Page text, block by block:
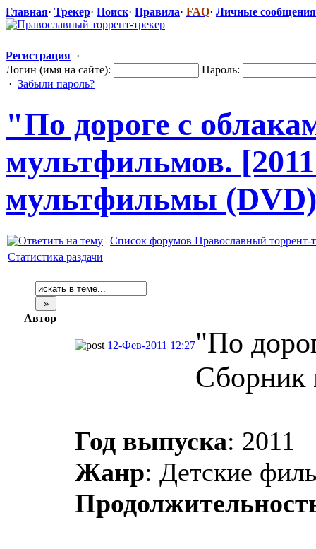
Главная· Трекер· Поиск· Правила· FAQ· Личные сообщения
Регистрация ·
Логин (имя на сайте):
Пароль:
· Забыли пароль?
"По дороге с
мультфильмов​.
мультфильмы
Список форумов Православный торрент-
Статистика раздачи
Автор
12-Фев-2011 12:27"По
Сборник
Год выпуска: 2011
Жанр: Детские